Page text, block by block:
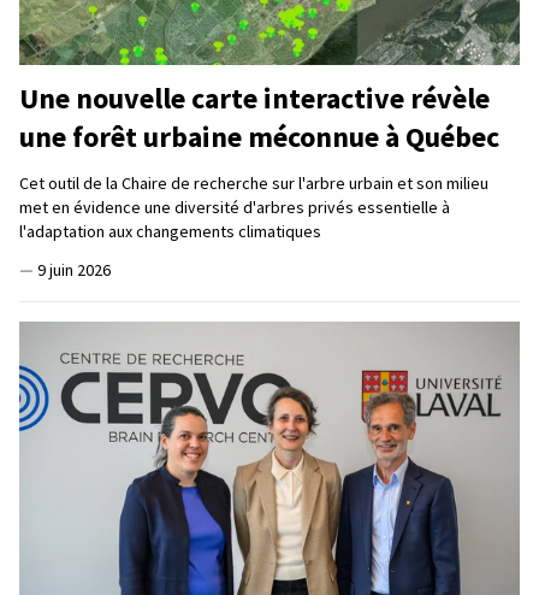
Une nouvelle carte interactive révèle
une forêt urbaine méconnue à Québec
Cet outil de la Chaire de recherche sur l'arbre urbain et son milieu
met en évidence une diversité d'arbres privés essentielle à
l'adaptation aux changements climatiques
— 9 juin 2026